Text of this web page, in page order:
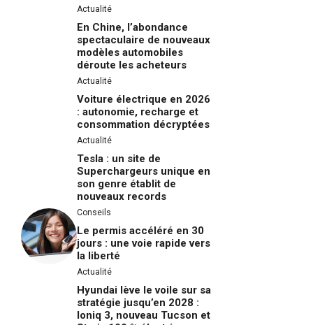
Actualité
En Chine, l’abondance
spectaculaire de nouveaux
modèles automobiles
déroute les acheteurs
Actualité
Voiture électrique en 2026
: autonomie, recharge et
consommation décryptées
Actualité
Tesla : un site de
Superchargeurs unique en
son genre établit de
nouveaux records
Conseils
Le permis accéléré en 30
jours : une voie rapide vers
la liberté
Actualité
Hyundai lève le voile sur sa
stratégie jusqu’en 2028 :
Ioniq 3, nouveau Tucson et